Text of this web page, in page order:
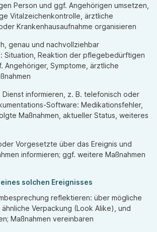
Person und ggf. Angehörigen umsetzen,
Vitalzeichenkontrolle, ärztliche
Krankenhausaufnahme organisieren
genau und nachvollziehbar
Situation, Reaktion der pflegebedürftigen
Angehöriger, Symptome, ärztliche
informieren, z. B. telefonisch oder
Software: Medikationsfehler,
Maßnahmen, aktueller Status, weiteres
Vorgesetzte über das Ereignis und
informieren; ggf. weitere Maßnahmen
solchen Ereignisses
reflektieren: über mögliche
ähnliche Verpackung (Look Alike), und
Maßnahmen vereinbaren